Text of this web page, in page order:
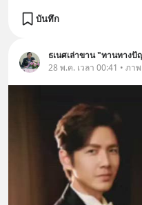
บันทึก
ธเนศเล่าขาน "ทานทาง
28 พ.ค. เวลา 00:41 • ภา